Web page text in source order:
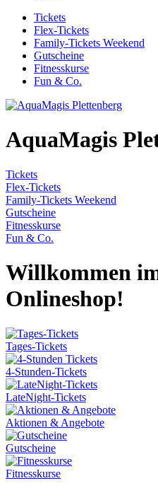
Tickets
Flex-Tickets
Family-Tickets Weekend
Gutscheine
Fitnesskurse
Fun & Co.
AquaMagis
Tickets
Flex-Tickets
Family-Tickets Weekend
Gutscheine
Fitnesskurse
Fun & Co.
Willkommen
Onlineshop!
Tages-Tickets
4-Stunden-Tickets
LateNight-Tickets
Aktionen & Angebote
Gutscheine
Fitnesskurse